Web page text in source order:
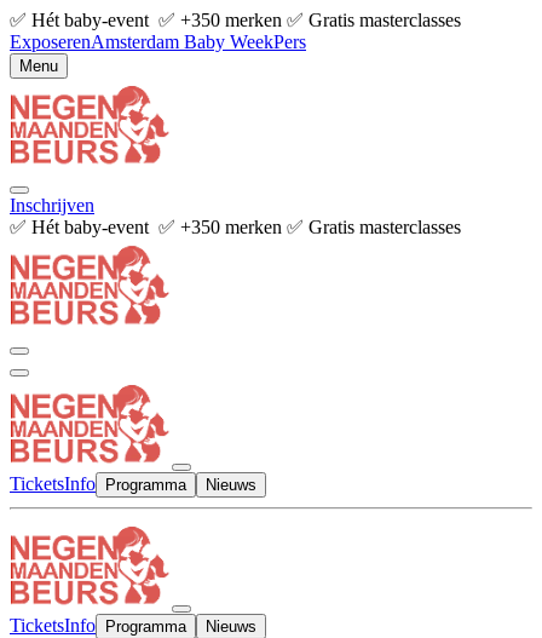
✅ Hét baby-event ✅ +350 merken ✅ Gratis masterclasses
ExposerenAmsterdam Baby WeekPers
Menu
Inschrijven
✅ Hét baby-event ✅ +350 merken ✅ Gratis masterclasses
TicketsInfo Programma Nieuws
TicketsInfo Programma Nieuws